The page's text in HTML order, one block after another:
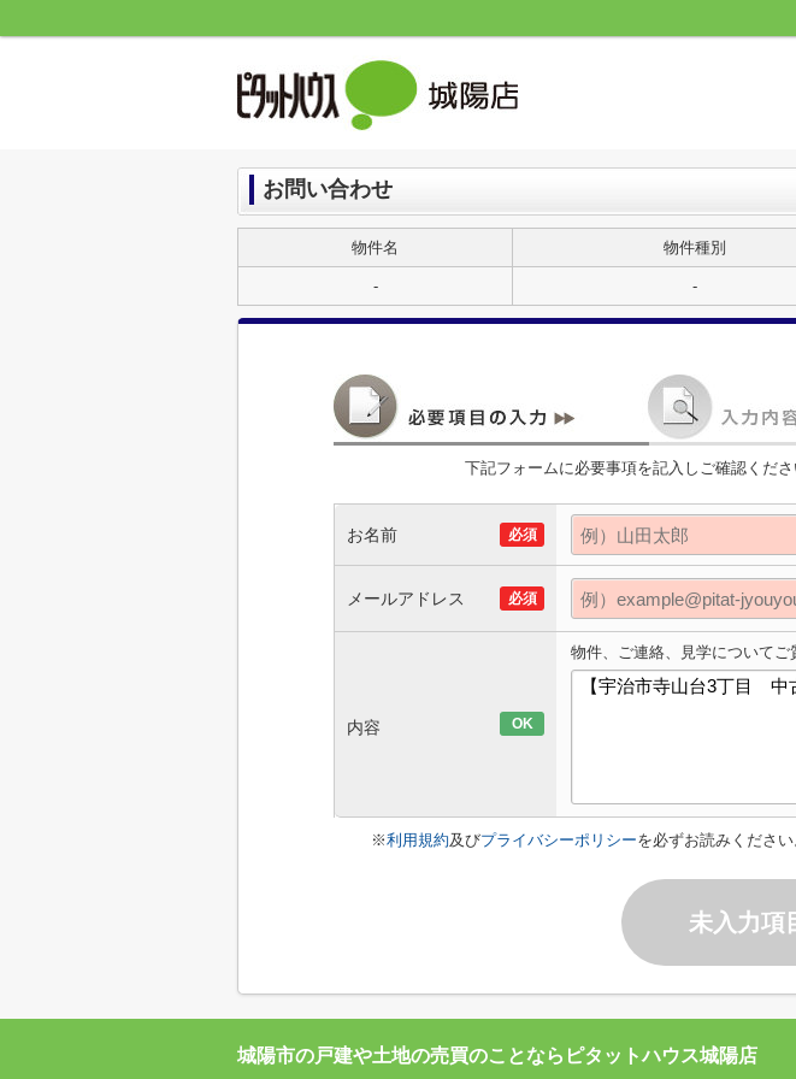
お問い合わせ
物件名 物件種別
- -
下記フォームに必要事項を記入しご確認くだ
お名前 必須
メールアドレス 必須
内容 OK
物件、ご連絡、見学について
※利用規約及びプライバシーポリシーを必ずお読みくださ
未入力項
城陽市の戸建や土地の売買のことならピタットハウス城陽店